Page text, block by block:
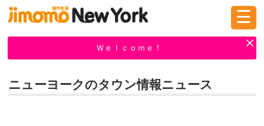
☰
Ｗｅｌｃｏｍｅ！
ニューヨークのタウン情報ニュース